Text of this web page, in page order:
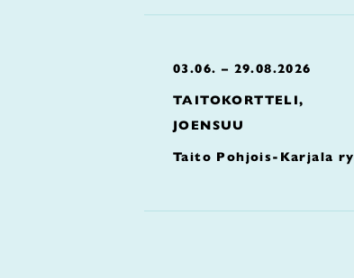
03.06. – 29.08.2026
TAITOKORTTELI,
JOENSUU
Taito Pohjois-Karjala ry